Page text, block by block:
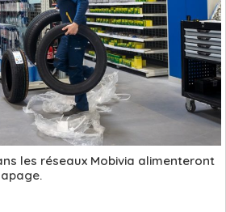
les réseaux Mobivia alimenteront